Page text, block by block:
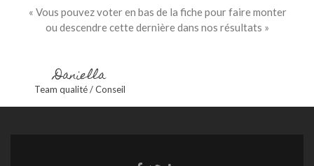
« Vous pouvez voter en bas de la fiche pour faire monter
ou descendre cette dernière dans nos résultats »
Daniella
Team qualité / Conseil